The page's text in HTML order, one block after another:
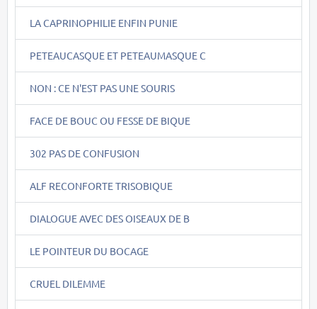
LA CAPRINOPHILIE ENFIN PUNIE
PETEAUCASQUE ET PETEAUMASQUE C
NON : CE N'EST PAS UNE SOURIS
FACE DE BOUC OU FESSE DE BIQUE
302 PAS DE CONFUSION
ALF RECONFORTE TRISOBIQUE
DIALOGUE AVEC DES OISEAUX DE B
LE POINTEUR DU BOCAGE
CRUEL DILEMME